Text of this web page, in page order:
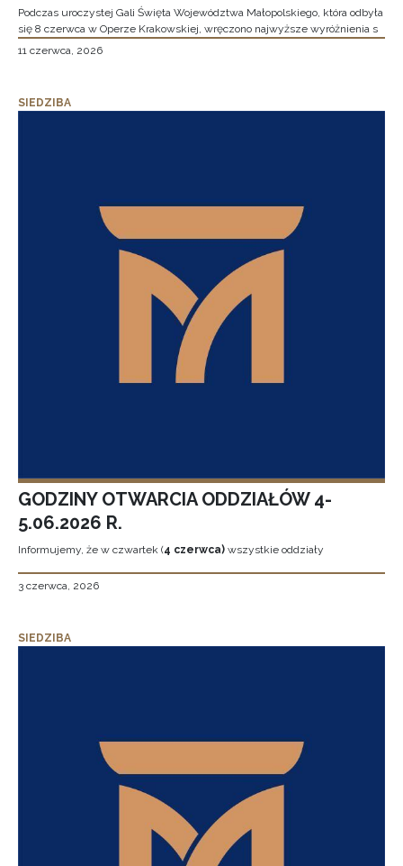
Podczas uroczystej Gali Święta Województwa Małopolskiego, która odbyła
się 8 czerwca w Operze Krakowskiej, wręczono najwyższe wyróżnienia s
11 czerwca, 2026
SIEDZIBA
GODZINY OTWARCIA ODDZIAŁÓW 4-
5.06.2026 R.
Informujemy, że w czwartek (4 czerwca) wszystkie oddziały
3 czerwca, 2026
SIEDZIBA